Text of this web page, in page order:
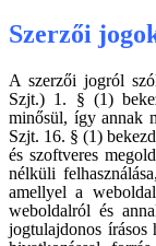
Szerzői
A szerzői jogról
Szjt.) 1. § (1)
minősül, így annak
Szjt. 16. § (1)
és szoftveres
nélküli
amellyel a
weboldalról és
jogtulajdonos írásos